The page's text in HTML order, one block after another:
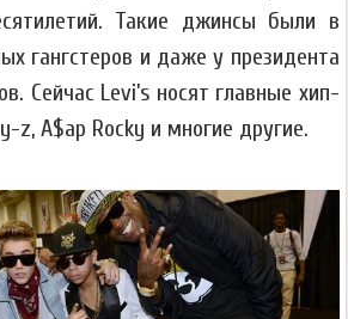
Такие джинсы были в
гангстеров и даже у президента
Сейчас Levi’s носят главные хип-
z, A$ap Rocky и многие другие.